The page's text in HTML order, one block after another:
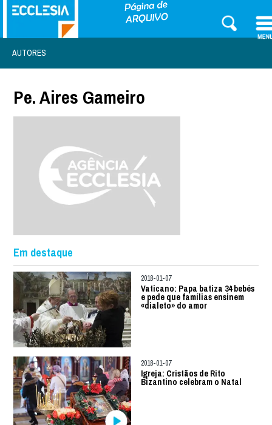
AUTORES
Pe. Aires Gameiro
Em destaque
2018-01-07
Vaticano: Papa batiza 34 bebés
e pede que famílias ensinem
«dialeto» do amor
2018-01-07
Igreja: Cristãos de Rito
Bizantino celebram o Natal